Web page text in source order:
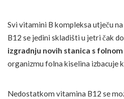
Svi vitamini B kompleksa utječu
B12 se jedini skladišti u jetri čak
izgradnju novih stanica s
organizmu folna kiselina izbacuje
Nedostatkom vitamina B12 se